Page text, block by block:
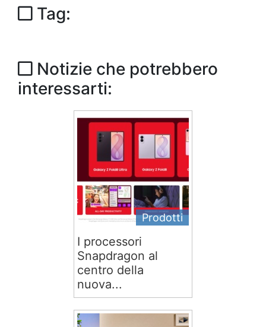
Tag:
Notizie che potrebbero
interessarti:
Prodotti
I processori
Snapdragon al
centro della
nuova...